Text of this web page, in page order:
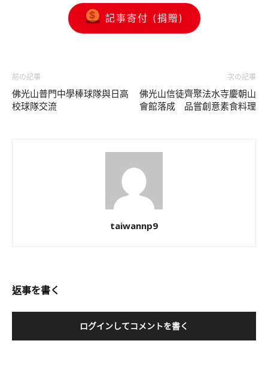
記事寄付 (捐贈)
前の記事
佛光山普門中學棒球隊與日高
校球隊交流
次の記事
佛光山信徒齊聚法水寺慶朝山
會館落成 品嘗創意素食料理
taiwannp9
返事を書く
ログインしてコメントを書く